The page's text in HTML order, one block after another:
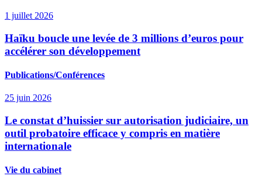
1 juillet 2026
Haïku boucle une levée de 3 millions d’euros pour
accélérer son développement
Publications/Conférences
25 juin 2026
Le constat d’huissier sur autorisation judiciaire, un
outil probatoire efficace y compris en matière
internationale
Vie du cabinet